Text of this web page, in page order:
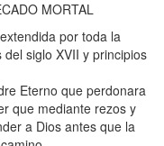
MORTAL
por toda la
siglo XVII y principios
Eterno que perdonara
que mediante rezos y
a Dios antes que la